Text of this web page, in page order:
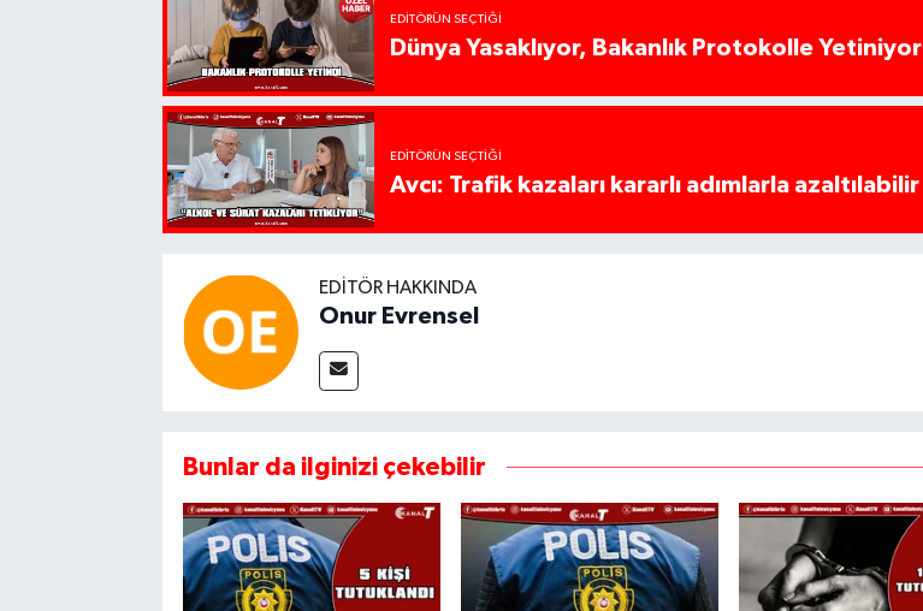
EDITÖRÜN SEÇTIĞI
Dünya Yasaklıyor, Bakanlık Protokolle Yetiniyor
EDITÖRÜN SEÇTIĞI
Avcı: Trafik kazaları kararlı adımlarla azaltılabilir
EDITÖR HAKKINDA
Onur Evrensel
Bunlar da ilginizi çekebilir